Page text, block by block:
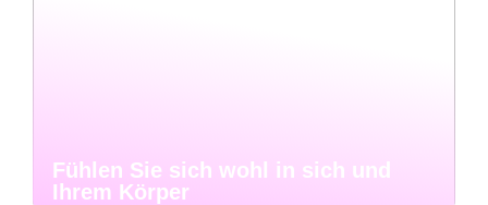
Fühlen Sie sich wohl in sich und
Ihrem Körper